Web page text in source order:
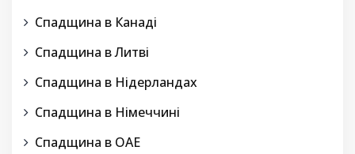
Спадщина в Канаді
Спадщина в Литві
Спадщина в Нідерландах
Спадщина в Німеччині
Спадщина в ОАЕ